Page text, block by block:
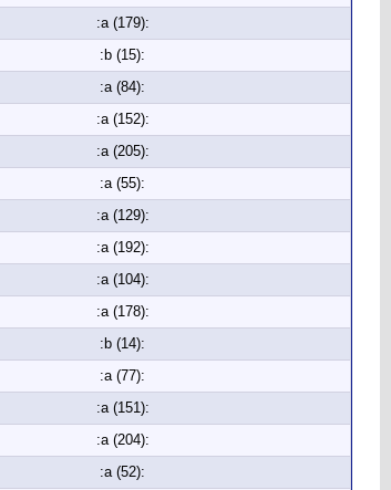
:a (179):
:b (15):
:a (84):
:a (152):
:a (205):
:a (55):
:a (129):
:a (192):
:a (104):
:a (178):
:b (14):
:a (77):
:a (151):
:a (204):
:a (52):